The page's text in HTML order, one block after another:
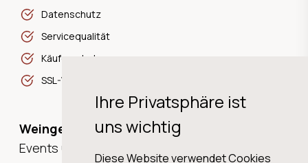
Ihre Privatsphäre ist
uns wichtig
Diese Website verwendet Cookies
Datenschutz
Servicequalität
Käuferschutz
SSL-Verschlüsselung
Weingeschichten,
Events und Neuigkeiten!